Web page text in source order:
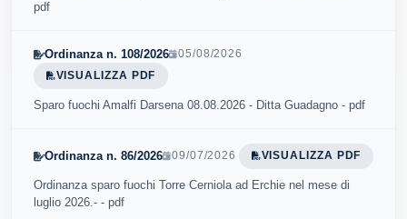
pdf
Ordinanza n. 108/2026
05/08/2026
VISUALIZZA PDF
Sparo fuochi Amalfi Darsena 08.08.2026 - Ditta Guadagno - pdf
Ordinanza n. 86/2026 09/07/2026 VISUALIZZA PDF
Ordinanza sparo fuochi Torre Cerniola ad Erchie nel mese di
luglio 2026.- - pdf